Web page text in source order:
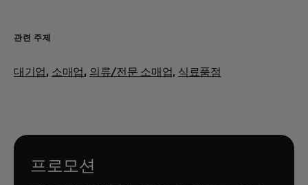
관련 주제
대기업, 소매업, 의류/전문 소매업, 식료품점
프로모션